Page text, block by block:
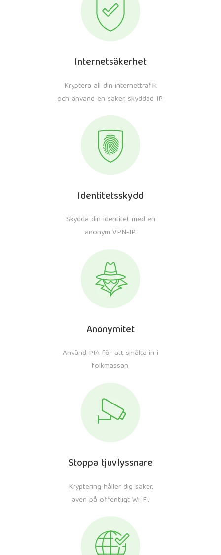
Internetsäkerhet
Kryptera all din internettrafik
och använd en säker, skyddad IP.
Identitetsskydd
Skydda din identitet med en
anonym VPN-IP.
Anonymitet
Använd PIA för att smälta in i
folkmassan.
Stoppa tjuvlyssnare
Kryptering håller dig säker,
även på offentligt Wi-Fi.